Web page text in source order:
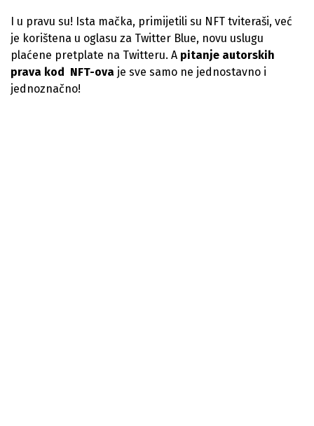
I u pravu su! Ista mačka, primijetili su NFT tviteraši, već
je korištena u oglasu za Twitter Blue, novu uslugu
plaćene pretplate na Twitteru. A pitanje autorskih
prava kod NFT-ova je sve samo ne jednostavno i
jednoznačno!